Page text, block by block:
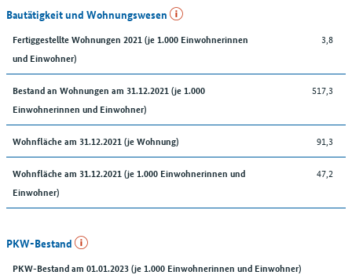
Bautätigkeit und Wohnungswesen
Fertiggestellte Wohnungen 2021 (je 1.000 Einwohnerinnen
und Einwohner)
3,8
Bestand an Wohnungen am 31.12.2021 (je 1.000
Einwohnerinnen und Einwohner)
517,3
Wohnfläche am 31.12.2021 (je Wohnung) 91,3
Wohnfläche am 31.12.2021 (je 1.000 Einwohnerinnen und
Einwohner)
47,2
PKW-Bestand
PKW-Bestand am 01.01.2023 (je 1.000 Einwohnerinnen und Einwohner)